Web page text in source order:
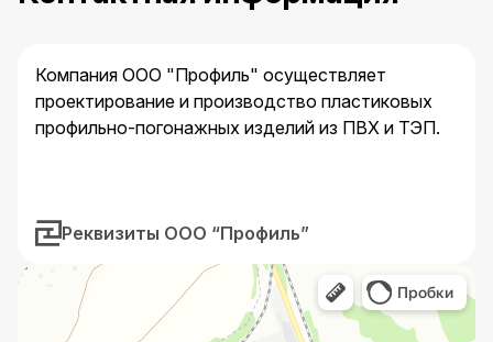
Компания ООО "Профиль" осуществляет
проектирование и производство пластиковых
профильно-погонажных изделий из ПВХ и ТЭП.
Реквизиты ООО “Профиль”